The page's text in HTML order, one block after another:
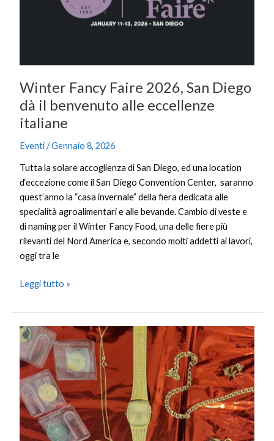
Winter Fancy Faire 2026, San Diego
dà il benvenuto alle eccellenze
italiane
Eventi/Gennaio 8, 2026
Tutta la solare accoglienza di San Diego, ed una location
d‘eccezione come il San Diego Convention Center, saranno
quest’anno la “casa invernale” della fiera dedicata alle
specialità agroalimentari e alle bevande. Cambio di veste e
di naming per il Winter Fancy Food, una delle fiere più
rilevanti del Nord America e, secondo molti addetti ai lavori,
oggi tra le
alle
italiane
Leggi tutto »
Truffe
agli
anziani
in
varie
province,
sette
arresti